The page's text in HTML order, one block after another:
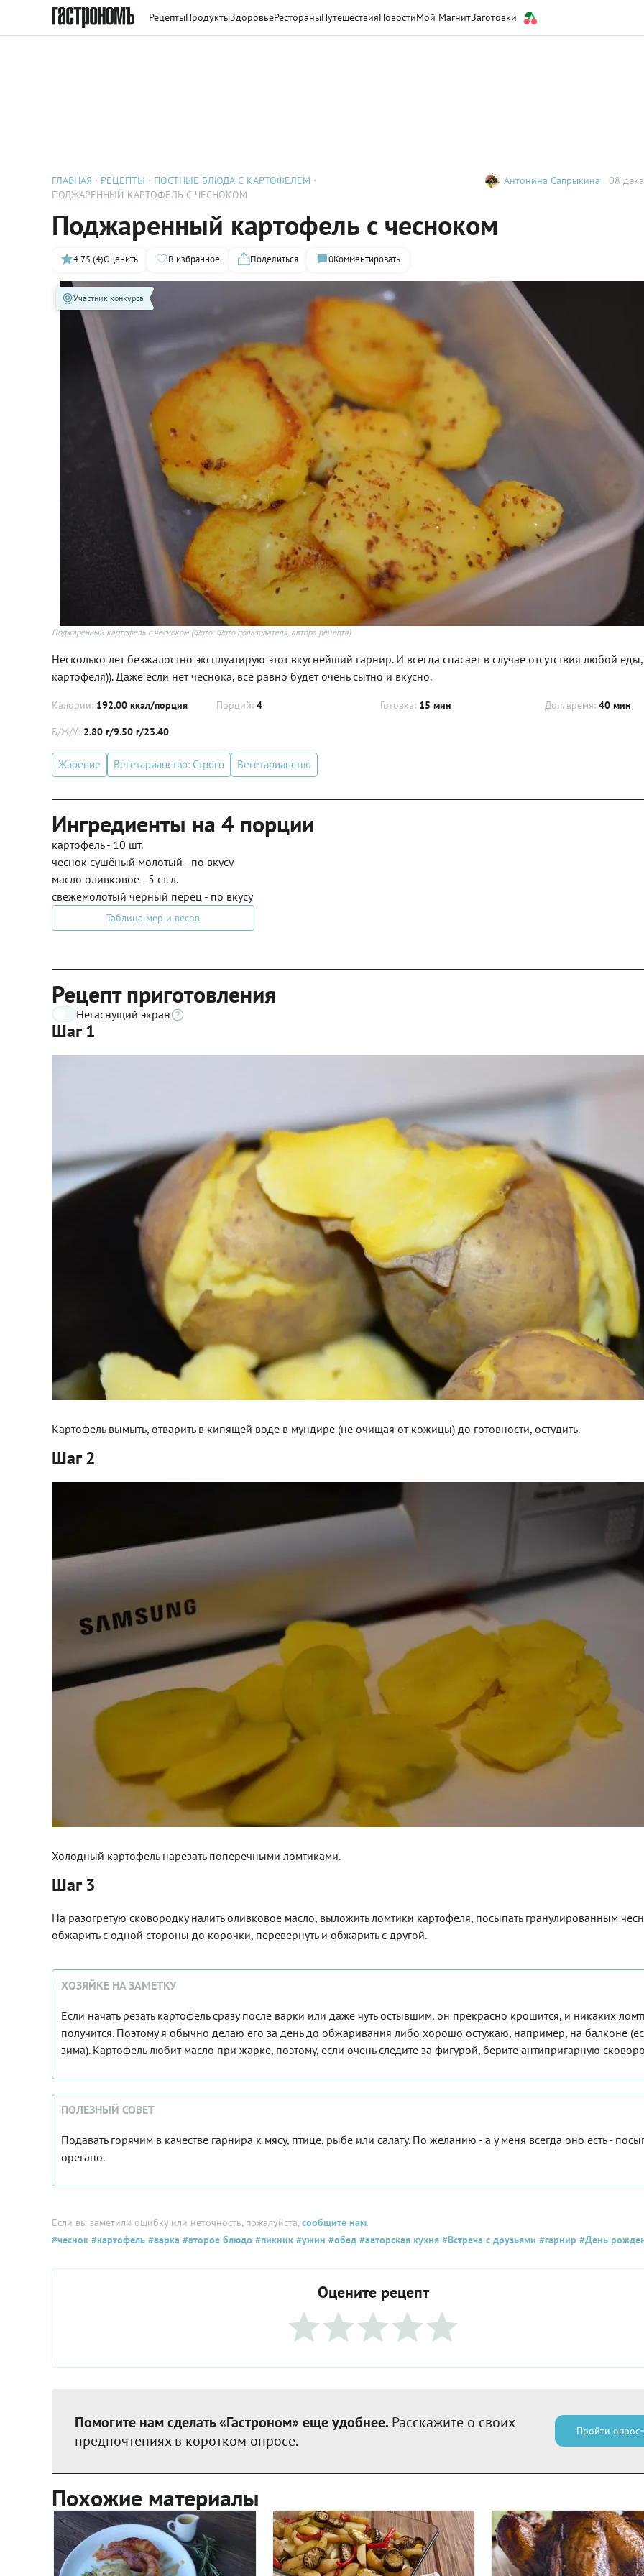
РецептыПродуктыЗдоровьеРестораныПутешествияНовостиМой МагнитЗаготовки
ГЛАВНАЯ РЕЦЕПТЫ
ПОСТНЫЕ БЛЮДА С КАРТОФЕЛЕМ
ПОДЖАРЕННЫЙ КАРТОФЕЛЬ С ЧЕСНОКОМ
Антонина Сапрыкина 08
Поджаренный картофель с чесноком
4.75 (4)Оценить В избранное Поделиться 0Комментировать
Участник конкурса
Поджаренный картофель с чесноком (Фото: Фото пользователя, автора рецепта)
Несколько лет безжалостно эксплуатирую этот вкуснейший гарнир. И всегда спасает в случае отсутствия любой
картофеля)). Даже если нет чеснока, всё равно будет очень сытно и вкусно.
Калории: 192.00 ккал/порция Порций: 4 Готовка: 15 мин Доп. время: 40 мин
Б/Ж/У: 2.80 г/9.50 г/23.40
Жарение Вегетарианство: Строго Вегетарианство
Ингредиенты на 4 порции
картофель - 10 шт.
чеснок сушёный молотый - по вкусу
масло оливковое - 5 ст. л.
свежемолотый чёрный перец - по вкусу
Таблица мер и весов
Рецепт приготовления
Негаснущий экран
Шаг 1
Картофель вымыть, отварить в кипящей воде в мундире (не очищая от кожицы) до готовности, остудить.
Шаг 2
Холодный картофель нарезать поперечными ломтиками.
Шаг 3
На разогретую сковородку налить оливковое масло, выложить ломтики картофеля, посыпать гранулированным
обжарить с одной стороны до корочки, перевернуть и обжарить с другой.
ХОЗЯЙКЕ НА ЗАМЕТКУ
Если начать резать картофель сразу после варки или даже чуть остывшим, он прекрасно крошится, и никаких
получится. Поэтому я обычно делаю его за день до обжаривания либо хорошо остужаю, например, на балконе
зима). Картофель любит масло при жарке, поэтому, если очень следите за фигурой, берите антипригарную
ПОЛЕЗНЫЙ СОВЕТ
Подавать горячим в качестве гарнира к мясу, птице, рыбе или салату. По желанию - а у меня всегда оно есть -
орегано.
Если вы заметили ошибку или неточность, пожалуйста,сообщите нам.
#чеснок #картофель #варка #второе блюдо #пикник #ужин #обед #авторская кухня #Встреча с друзьями #гарнир #День
Оцените рецепт
Помогите нам сделать «Гастроном» еще удобнее. Расскажите о своих
предпочтениях в коротком опросе.
Пройти опрос
Похожие материалы